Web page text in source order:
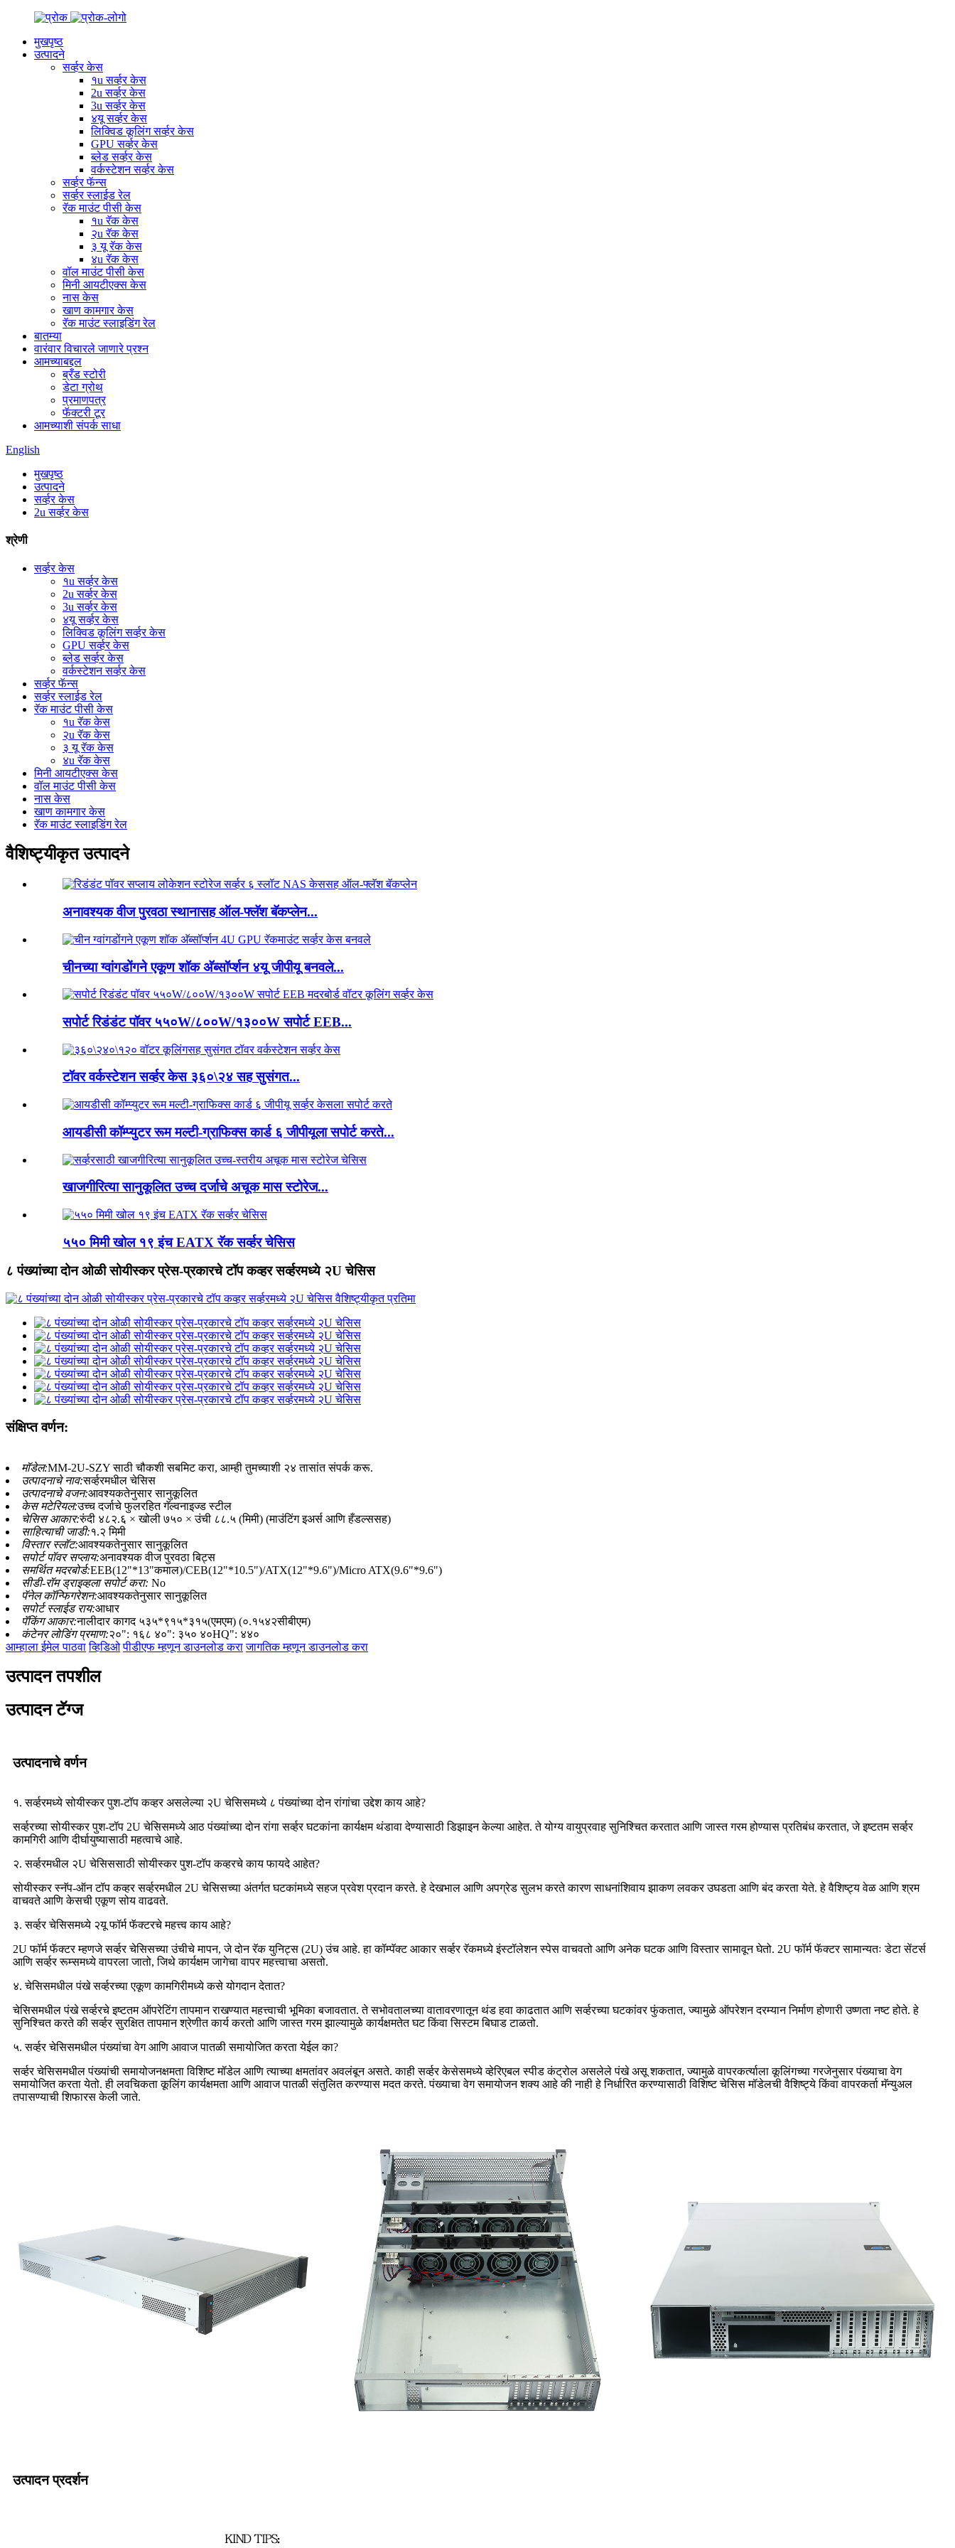
मुखपृष्ठ
उत्पादने
सर्व्हर केस
१u सर्व्हर केस
2u सर्व्हर केस
3u सर्व्हर केस
४यू सर्व्हर केस
लिक्विड कूलिंग सर्व्हर केस
GPU सर्व्हर केस
ब्लेड सर्व्हर केस
वर्कस्टेशन सर्व्हर केस
सर्व्हर फॅन्स
सर्व्हर स्लाईड रेल
रॅक माउंट पीसी केस
१u रॅक केस
२u रॅक केस
३ यू रॅक केस
४u रॅक केस
वॉल माउंट पीसी केस
मिनी आयटीएक्स केस
नास केस
खाण कामगार केस
रॅक माउंट स्लाइडिंग रेल
बातम्या
वारंवार विचारले जाणारे प्रश्न
आमच्याबद्दल
ब्रँड स्टोरी
डेटा ग्रोथ
प्रमाणपत्र
फॅक्टरी टूर
आमच्याशी संपर्क साधा
English
मुखपृष्ठ
उत्पादने
सर्व्हर केस
2u सर्व्हर केस
श्रेणी
सर्व्हर केस
१u सर्व्हर केस
2u सर्व्हर केस
3u सर्व्हर केस
४यू सर्व्हर केस
लिक्विड कूलिंग सर्व्हर केस
GPU सर्व्हर केस
ब्लेड सर्व्हर केस
वर्कस्टेशन सर्व्हर केस
सर्व्हर फॅन्स
सर्व्हर स्लाईड रेल
रॅक माउंट पीसी केस
१u रॅक केस
२u रॅक केस
३ यू रॅक केस
४u रॅक केस
मिनी आयटीएक्स केस
वॉल माउंट पीसी केस
नास केस
खाण कामगार केस
रॅक माउंट स्लाइडिंग रेल
वैशिष्ट्यीकृत उत्पादने
अनावश्यक वीज पुरवठा स्थानासह ऑल-फ्लॅश बॅकप्लेन...
चीनच्या ग्वांगडोंगने एकूण शॉक अ‍ॅब्सॉर्प्शन ४यू जीपीयू बनवले...
सपोर्ट रिडंडंट पॉवर ५५०W/८००W/१३००W सपोर्ट EEB...
टॉवर वर्कस्टेशन सर्व्हर केस ३६०\२४ सह सुसंगत...
आयडीसी कॉम्प्युटर रूम मल्टी-ग्राफिक्स कार्ड ६ जीपीयूला सपोर्ट करते...
खाजगीरित्या सानुकूलित उच्च दर्जाचे अचूक मास स्टोरेज...
५५० मिमी खोल १९ इंच EATX रॅक सर्व्हर चेसिस
८ पंख्यांच्या दोन ओळी सोयीस्कर प्रेस-प्रकारचे टॉप कव्हर सर्व्हरमध्ये २U चेसिस
संक्षिप्त वर्णन:
मॉडेल:MM-2U-SZY साठी चौकशी सबमिट करा, आम्ही तुमच्याशी २४ तासांत संपर्क करू.
उत्पादनाचे नाव:सर्व्हरमधील चेसिस
उत्पादनाचे वजन:आवश्यकतेनुसार सानुकूलित
केस मटेरियल:उच्च दर्जाचे फुलरहित गॅल्वनाइज्ड स्टील
चेसिस आकार:रुंदी ४८२.६ × खोली ७५० × उंची ८८.५ (मिमी) (माउंटिंग इअर्स आणि हँडल्ससह)
साहित्याची जाडी:१.२ मिमी
विस्तार स्लॉट:आवश्यकतेनुसार सानुकूलित
सपोर्ट पॉवर सप्लाय:अनावश्यक वीज पुरवठा बिट्स
समर्थित मदरबोर्ड:EEB(12"*13"कमाल)/CEB(12"*10.5")/ATX(12"*9.6")/Micro ATX(9.6"*9.6")
सीडी-रॉम ड्राइव्हला सपोर्ट करा: No
पॅनेल कॉन्फिगरेशन:आवश्यकतेनुसार सानुकूलित
सपोर्ट स्लाईड राय:आधार
पॅकिंग आकार:नालीदार कागद ५३५*९१५*३१५(एमएम) (०.१५४२सीबीएम)
कंटेनर लोडिंग प्रमाण:२०": १६८ ४०": ३५० ४०HQ": ४४०
आम्हाला ईमेल पाठवा व्हिडिओ पीडीएफ म्हणून डाउनलोड करा जागतिक म्हणून डाउनलोड करा
उत्पादन तपशील
उत्पादन टॅग्ज
उत्पादनाचे वर्णन
१. सर्व्हरमध्ये सोयीस्कर पुश-टॉप कव्हर असलेल्या २U चेसिसमध्ये ८ पंख्यांच्या दोन रांगांचा उद्देश काय आहे?
सर्व्हरच्या सोयीस्कर पुश-टॉप 2U चेसिसमध्ये आठ पंख्यांच्या दोन रांगा सर्व्हर घटकांना कार्यक्षम थंडावा देण्यासाठी डिझाइन केल्या आहेत. ते योग्य वायुप्रवाह सुनिश्चित करतात आणि जास्त गरम होण्यास प्रतिबंध करतात, जे इष्टतम सर्व्हर
कामगिरी आणि दीर्घायुष्यासाठी महत्वाचे आहे.
२. सर्व्हरमधील २U चेसिससाठी सोयीस्कर पुश-टॉप कव्हरचे काय फायदे आहेत?
सोयीस्कर स्नॅप-ऑन टॉप कव्हर सर्व्हरमधील 2U चेसिसच्या अंतर्गत घटकांमध्ये सहज प्रवेश प्रदान करते. हे देखभाल आणि अपग्रेड सुलभ करते कारण साधनांशिवाय झाकण लवकर उघडता आणि बंद करता येते. हे वैशिष्ट्य वेळ आणि श्रम
वाचवते आणि केसची एकूण सोय वाढवते.
३. सर्व्हर चेसिसमध्ये २यू फॉर्म फॅक्टरचे महत्त्व काय आहे?
2U फॉर्म फॅक्टर म्हणजे सर्व्हर चेसिसच्या उंचीचे मापन, जे दोन रॅक युनिट्स (2U) उंच आहे. हा कॉम्पॅक्ट आकार सर्व्हर रॅकमध्ये इंस्टॉलेशन स्पेस वाचवतो आणि अनेक घटक आणि विस्तार सामावून घेतो. 2U फॉर्म फॅक्टर सामान्यतः डेटा सेंटर्स
आणि सर्व्हर रूम्समध्ये वापरला जातो, जिथे कार्यक्षम जागेचा वापर महत्त्वाचा असतो.
४. चेसिसमधील पंखे सर्व्हरच्या एकूण कामगिरीमध्ये कसे योगदान देतात?
चेसिसमधील पंखे सर्व्हरचे इष्टतम ऑपरेटिंग तापमान राखण्यात महत्त्वाची भूमिका बजावतात. ते सभोवतालच्या वातावरणातून थंड हवा काढतात आणि सर्व्हरच्या घटकांवर फुंकतात, ज्यामुळे ऑपरेशन दरम्यान निर्माण होणारी उष्णता नष्ट होते. हे
सुनिश्चित करते की सर्व्हर सुरक्षित तापमान श्रेणीत कार्य करतो आणि जास्त गरम झाल्यामुळे कार्यक्षमतेत घट किंवा सिस्टम बिघाड टाळतो.
५. सर्व्हर चेसिसमधील पंख्यांचा वेग आणि आवाज पातळी समायोजित करता येईल का?
सर्व्हर चेसिसमधील पंख्यांची समायोजनक्षमता विशिष्ट मॉडेल आणि त्याच्या क्षमतांवर अवलंबून असते. काही सर्व्हर केसेसमध्ये व्हेरिएबल स्पीड कंट्रोल असलेले पंखे असू शकतात, ज्यामुळे वापरकर्त्याला कूलिंगच्या गरजेनुसार पंख्याचा वेग
समायोजित करता येतो. ही लवचिकता कूलिंग कार्यक्षमता आणि आवाज पातळी संतुलित करण्यास मदत करते. पंख्याचा वेग समायोजन शक्य आहे की नाही हे निर्धारित करण्यासाठी विशिष्ट चेसिस मॉडेलची वैशिष्ट्ये किंवा वापरकर्ता मॅन्युअल
तपासण्याची शिफारस केली जाते.
उत्पादन प्रदर्शन